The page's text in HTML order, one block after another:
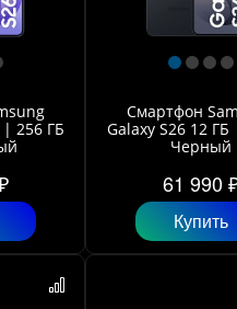
| 256 ГБ
Смартфон
Galaxy S26 12
Черный
61 990
Купить